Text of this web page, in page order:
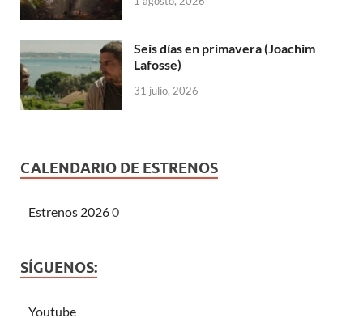
Seis días en primavera (Joachim
Lafosse)
31 julio, 2026
CALENDARIO DE ESTRENOS
Estrenos 20260
SÍGUENOS:
Youtube